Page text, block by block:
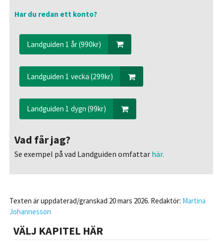
Har du redan ett konto?
Landguiden 1 år (990kr)
Landguiden 1 vecka (299kr)
Landguiden 1 dygn (99kr)
Vad får jag?
Se exempel på vad Landguiden omfattarhär.
Texten är uppdaterad/granskad 20 mars 2026. Redaktör: Martina
Johannesson
VÄLJ KAPITEL HÄR